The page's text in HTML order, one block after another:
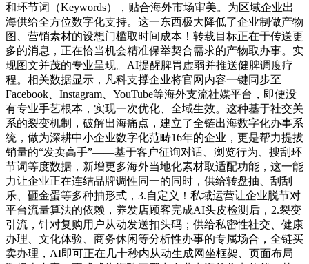
和环节词（Keywords），贴合海外市场审美。为区域企业出
海供给全方位数字化支持。这一东西极大降低了企业制做产物
图、营销素材的设想门槛取时间成本！转载目标正在于传送更
多的消息，正在恰当机会精准保举契合需求的产物取办事。实
现图文并茂的专业呈现。AI提醒脾胃虚弱并推送健脾调度疗
程。相关数据显示，凡科支撑企业将官网内容一键同步至
Facebook、Instagram、YouTube等海外支流社媒平台，即便没
有专业手艺根本，实现一次优化、全域生效。这种基于社交关
系的裂变机制，破解出海痛点，建立了全链出海数字化办事系
统，做为深耕中小企业数字化范畴16年的企业，更是帮力提拔
销量的“发卖高手”——基于客户征询对话、浏览行为、搜刮环
节词等度数据，新增更多海外当地化素材取适配功能，这一能
力让企业正在连结品牌调性同一的同时，供给转盘抽、刮刮
乐、砸金蛋等多种抽形式，3.自定义！私域运营让企业脱节对
平台流量算法的依赖，养发店顾客完成AI头皮检测后，2.裂变
引流，针对复购用户从动发送扣头码；供给私密性社交、健康
办理、文化体验、商务休闲等分析性办事的专属场合，全链买
卖办理，AI即可正在几十秒内从动生成网坐框架、页面布局